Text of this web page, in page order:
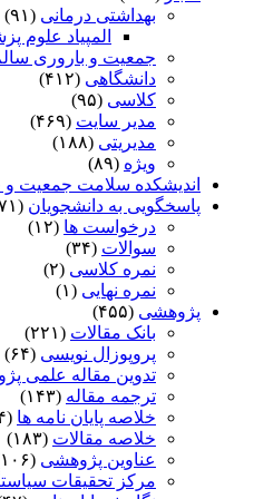
بهداشتی درمانی (۹۱)
المپیاد
جمعیت و باروری
دانشگاهی (۴۱۲)
کلاسی (۹۵)
مدیر سایت (۴۶۹)
مدیریتی (۱۸۸)
ویژه (۸۹)
اندیشکده سلامت جمعیت و
پاسخگویی به دانشجویان (۷۱)
درخواست ها (۱۲)
سوالات (۳۴)
نمره کلاسی (۲)
نمره نهایی (۱)
پژوهشی (۴۵۵)
بانک مقالات (۲۲۱)
پروپوزال نویسی (۶۴)
تدوین مقاله علمی
ترجمه مقاله (۱۴۳)
خلاصه پایان نامه ها (۵۴)
خلاصه مقالات (۱۸۳)
عناوین پژوهشی (۱۰۶)
مرکز تحقیقات